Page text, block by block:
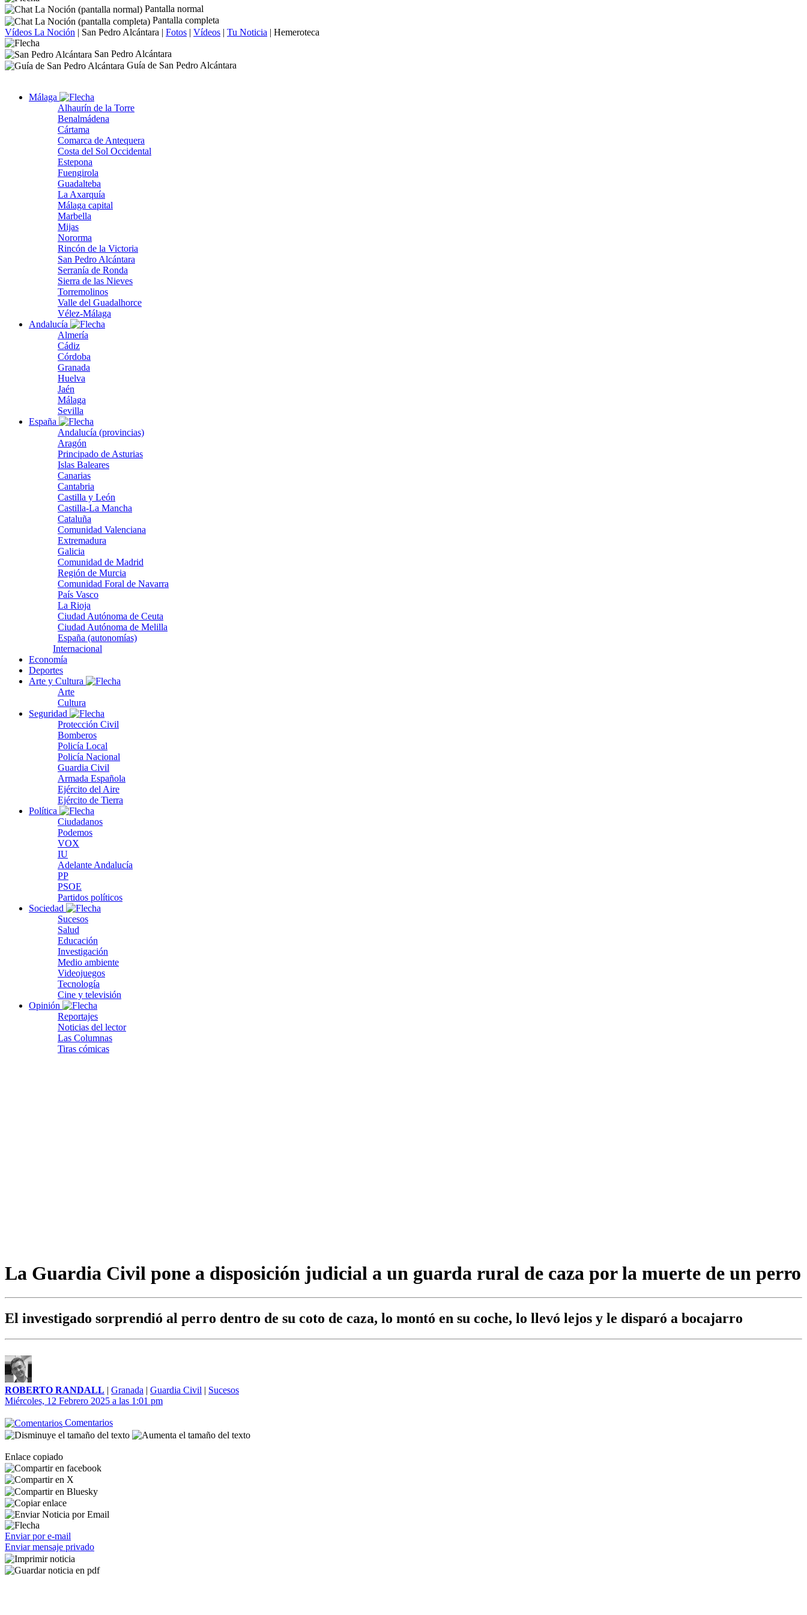
Pantalla normal
Pantalla completa
Vídeos La Noción | San Pedro Alcántara | Fotos | Vídeos | Tu Noticia | Hemeroteca
San Pedro Alcántara
Guía de San Pedro Alcántara
Málaga
Alhaurín de la Torre
Benalmádena
Cártama
Comarca de Antequera
Costa del Sol Occidental
Estepona
Fuengirola
Guadalteba
La Axarquía
Málaga capital
Marbella
Mijas
Nororma
Rincón de la Victoria
San Pedro Alcántara
Serranía de Ronda
Sierra de las Nieves
Torremolinos
Valle del Guadalhorce
Vélez-Málaga
Andalucía
Almería
Cádiz
Córdoba
Granada
Huelva
Jaén
Málaga
Sevilla
España
Andalucía (provincias)
Aragón
Principado de Asturias
Islas Baleares
Canarias
Cantabria
Castilla y León
Castilla-La Mancha
Cataluña
Comunidad Valenciana
Extremadura
Galicia
Comunidad de Madrid
Región de Murcia
Comunidad Foral de Navarra
País Vasco
La Rioja
Ciudad Autónoma de Ceuta
Ciudad Autónoma de Melilla
España (autonomías)
Internacional
Economía
Deportes
Arte y Cultura
Arte
Cultura
Seguridad
Protección Civil
Bomberos
Policía Local
Policía Nacional
Guardia Civil
Armada Española
Ejército del Aire
Ejército de Tierra
Política
Ciudadanos
Podemos
VOX
IU
Adelante Andalucía
PP
PSOE
Partidos políticos
Sociedad
Sucesos
Salud
Educación
Investigación
Medio ambiente
Videojuegos
Tecnología
Cine y televisión
Opinión
Reportajes
Noticias del lector
Las Columnas
Tiras cómicas
La Guardia Civil pone a disposición judicial a un guarda rural de caza por la muerte de un perro
El investigado sorprendió al perro dentro de su coto de caza, lo montó en su coche, lo llevó lejos y le disparó a bocajarro
ROBERTO RANDALL | Granada | Guardia Civil | Sucesos
Miércoles, 12 Febrero 2025 a las 1:01 pm
Comentarios
Enlace copiado
Enviar por e-mail
Enviar mensaje privado